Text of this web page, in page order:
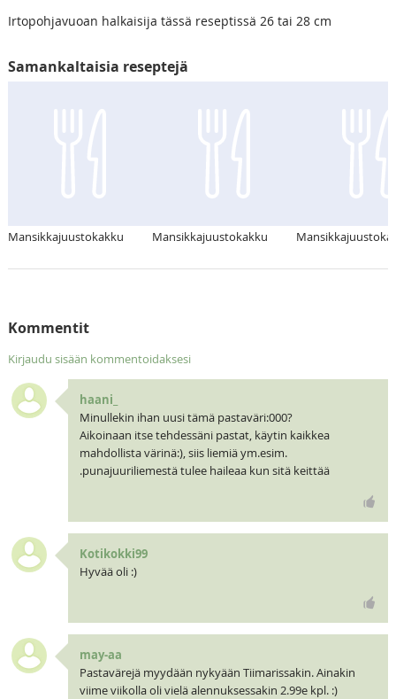
Irtopohjavuoan halkaisija tässä reseptissä 26 tai 28 cm
Samankaltaisia reseptejä
Mansikkajuustokakku Mansikkajuustokakku
Kommentit
Kirjaudu sisään kommentoidaksesi
haani_
Minullekin ihan uusi tämä pastaväri:000?
Aikoinaan itse tehdessäni pastat, käytin kaikkea
mahdollista värinä:), siis liemiä ym.esim.
.punajuuriliemestä tulee haileaa kun sitä keittää
Kotikokki99
Hyvää oli :)
may-aa
Pastavärejä myydään nykyään Tiimarissakin. Ainakin
viime viikolla oli vielä alennuksessakin 2.99e kpl. :)